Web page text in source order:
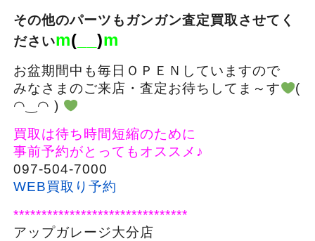
その他のパーツもガンガン査定買取させてく
ださいm( )m
お盆期間中も毎日ＯＰＥＮしていますので
みなさまのご来店・査定お待ちしてま～す
(
◠‿◠ )
買取は待ち時間短縮のために
事前予約がとってもオススメ♪
097-504-7000
WEB買取り予約
*******************************
アップガレージ大分店